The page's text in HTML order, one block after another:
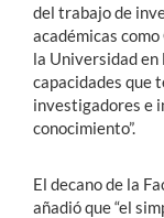
del trabajo de
académicas
la Universidad
capacidades que
investigadores e
conocimiento”.
El decano de la
añadió que “el